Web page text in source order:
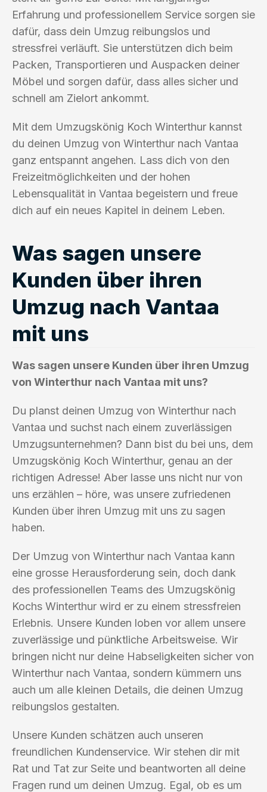
Erfahrung und professionellem Service sorgen sie
dafür, dass dein Umzug reibungslos und
stressfrei verläuft. Sie unterstützen dich beim
Packen, Transportieren und Auspacken deiner
Möbel und sorgen dafür, dass alles sicher und
schnell am Zielort ankommt.
Mit dem Umzugskönig Koch Winterthur kannst
du deinen Umzug von Winterthur nach Vantaa
ganz entspannt angehen. Lass dich von den
Freizeitmöglichkeiten und der hohen
Lebensqualität in Vantaa begeistern und freue
dich auf ein neues Kapitel in deinem Leben.
Was sagen unsere
Kunden über ihren
Umzug nach Vantaa
mit uns
Was sagen unsere Kunden über ihren Umzug
von Winterthur nach Vantaa mit uns?
Du planst deinen Umzug von Winterthur nach
Vantaa und suchst nach einem zuverlässigen
Umzugsunternehmen? Dann bist du bei uns, dem
Umzugskönig Koch Winterthur, genau an der
richtigen Adresse! Aber lasse uns nicht nur von
uns erzählen – höre, was unsere zufriedenen
Kunden über ihren Umzug mit uns zu sagen
haben.
Der Umzug von Winterthur nach Vantaa kann
eine grosse Herausforderung sein, doch dank
des professionellen Teams des Umzugskönig
Kochs Winterthur wird er zu einem stressfreien
Erlebnis. Unsere Kunden loben vor allem unsere
zuverlässige und pünktliche Arbeitsweise. Wir
bringen nicht nur deine Habseligkeiten sicher von
Winterthur nach Vantaa, sondern kümmern uns
auch um alle kleinen Details, die deinen Umzug
reibungslos gestalten.
Unsere Kunden schätzen auch unseren
freundlichen Kundenservice. Wir stehen dir mit
Rat und Tat zur Seite und beantworten all deine
Fragen rund um deinen Umzug. Egal, ob es um